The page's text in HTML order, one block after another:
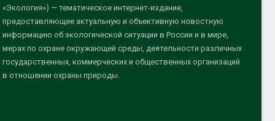
«Экология») — тематическое интернет-издание,
предоставляющее актуальную и объективную новостную
информацию об экологической ситуации в России и в мире,
мерах по охране окружающей среды, деятельности различных
государственных, коммерческих и общественных организаций
в отношении охраны природы.